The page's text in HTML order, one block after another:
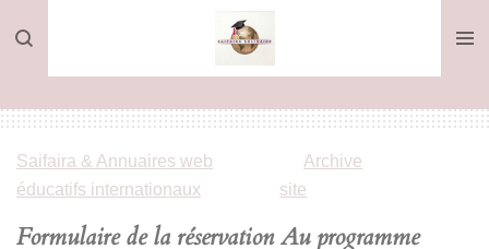
au
contenu
principal
Saifaira & Annuaires web
éducatifs internationaux
Archive
site
Formulaire de la réservationAu programme